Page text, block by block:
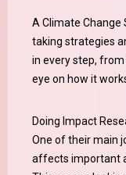
A Climate Change Specialist’s day-to-day work is all about
taking strategies
in every step,
eye on how it
Doing Impact
One of their main
affects important